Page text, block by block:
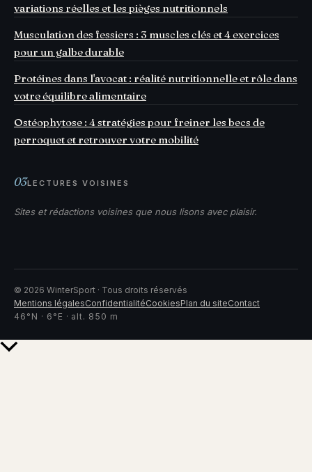
variations réelles et les pièges nutritionnels
Musculation des fessiers : 3 muscles clés et 4 exercices
pour un galbe durable
Protéines dans l'avocat : réalité nutritionnelle et rôle dans
votre équilibre alimentaire
Ostéophytose : 4 stratégies pour freiner les becs de
perroquet et retrouver votre mobilité
03LECTURES VOISINES
Sites et rédactions voisines que nous lisons avec plaisir.
© 2026 WinterSport · Tous droits réservés
Mentions légalesConfidentialitéCookiesPlan du siteContact
46°N · 6°E · alt. 850 m